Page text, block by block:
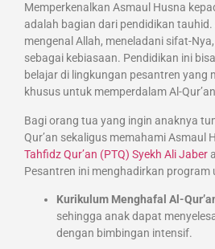
Memperkenalkan Asmaul Husna
adalah bagian dari pendidikan
mengenal Allah, meneladani sifat-
sebagai kebiasaan. Pendidikan ini
belajar di lingkungan pesantren yang
khusus untuk memperdalam Al-
Bagi orang tua yang ingin anaknya
Qur’an sekaligus memahami Asmaul
Tahfidz Qur’an (PTQ) Syekh Ali Jaber
Pesantren ini menghadirkan program
Kurikulum Menghafal Al-
sehingga anak dapat
dengan bimbingan intensif.